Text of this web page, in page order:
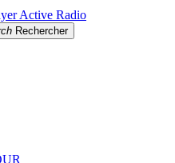
Active Radio
Rechercher